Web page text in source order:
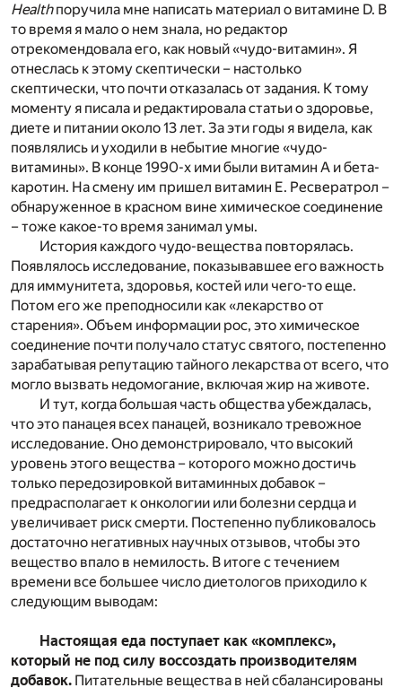
Healthпоручила мне написать материал о витамине D. В
то время я мало о нем знала, но редактор
отрекомендовала его, как новый «чудо-витамин». Я
отнеслась к этому скептически – настолько
скептически, что почти отказалась от задания. К тому
моменту я писала и редактировала статьи о здоровье,
диете и питании около 13 лет. За эти годы я видела, как
появлялись и уходили в небытие многие «чудо-
витамины». В конце 1990-х ими были витамин А и бета-
каротин. На смену им пришел витамин Е. Ресвератрол –
обнаруженное в красном вине химическое соединение
– тоже какое-то время занимал умы.
История каждого чудо-вещества повторялась.
Появлялось исследование, показывавшее его важность
для иммунитета, здоровья, костей или чего-то еще.
Потом его же преподносили как «лекарство от
старения». Объем информации рос, это химическое
соединение почти получало статус святого, постепенно
зарабатывая репутацию тайного лекарства от всего, что
могло вызвать недомогание, включая жир на животе.
И тут, когда большая часть общества убеждалась,
что это панацея всех панацей, возникало тревожное
исследование. Оно демонстрировало, что высокий
уровень этого вещества – которого можно достичь
только передозировкой витаминных добавок –
предрасполагает к онкологии или болезни сердца и
увеличивает риск смерти. Постепенно публиковалось
достаточно негативных научных отзывов, чтобы это
вещество впало в немилость. В итоге с течением
времени все большее число диетологов приходило к
следующим выводам:
Настоящая еда поступает как «комплекс»,
который не под силу воссоздать производителям
добавок. Питательные вещества в ней сбалансированы